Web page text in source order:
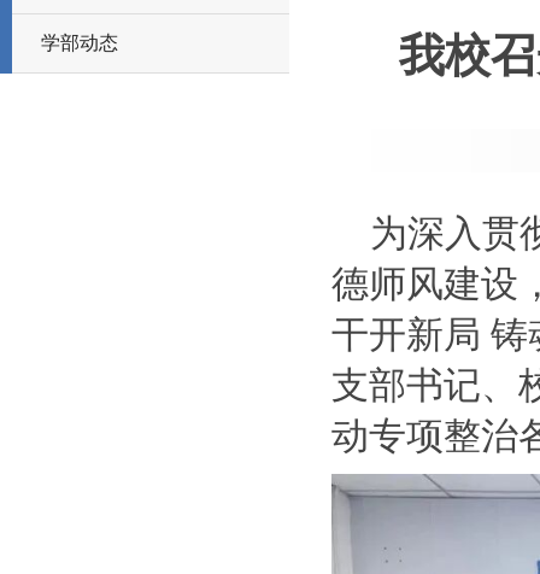
学部动态 我校
为深入贯
德师风建设
干开新局 铸
支部书记、
动专项整治